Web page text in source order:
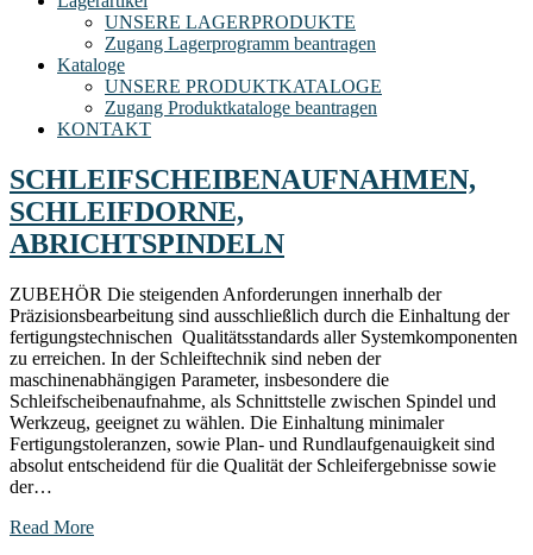
UNSERE LAGERPRODUKTE
Zugang Lagerprogramm beantragen
Kataloge
UNSERE PRODUKTKATALOGE
Zugang Produktkataloge beantragen
KONTAKT
SCHLEIFSCHEIBENAUFNAHMEN,
SCHLEIFDORNE,
ABRICHTSPINDELN
ZUBEHÖR Die steigenden Anforderungen innerhalb der
Präzisionsbearbeitung sind ausschließlich durch die Einhaltung der
fertigungstechnischen Qualitätsstandards aller Systemkomponenten
zu erreichen. In der Schleiftechnik sind neben der
maschinenabhängigen Parameter, insbesondere die
Schleifscheibenaufnahme, als Schnittstelle zwischen Spindel und
Werkzeug, geeignet zu wählen. Die Einhaltung minimaler
Fertigungstoleranzen, sowie Plan- und Rundlaufgenauigkeit sind
absolut entscheidend für die Qualität der Schleifergebnisse sowie
der…
Read More